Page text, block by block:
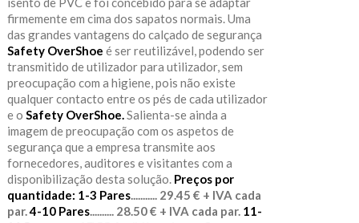
firmemente em cima dos sapatos normais. Uma
das grandes vantagens do calçado de segurança
Safety OverShoe é ser reutilizável, podendo ser
transmitido de utilizador para utilizador, sem
preocupação com a higiene, pois não existe
qualquer contacto entre os pés de cada utilizador
e o Safety OverShoe. Salienta-se ainda a
imagem de preocupação com os aspetos de
segurança que a empresa transmite aos
fornecedores, auditores e visitantes com a
disponibilização desta solução. Preços por
quantidade: 1-3 Pares........... 29.45 € + IVA cada
par. 4-10 Pares.......... 28.50 € + IVA cada par. 11-